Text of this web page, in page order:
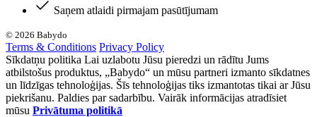
Saņem atlaidi pirmajam pasūtījumam
© 2026 Babydo
Terms & Conditions Privacy Policy
Sīkdatņu politika Lai uzlabotu Jūsu pieredzi un rādītu Jums
atbilstošus produktus, „Babydo“ un mūsu partneri izmanto sīkdatnes
un līdzīgas tehnoloģijas. Šīs tehnoloģijas tiks izmantotas tikai ar Jūsu
piekrišanu. Paldies par sadarbību. Vairāk informācijas atradīsiet
mūsu Privātuma politikā